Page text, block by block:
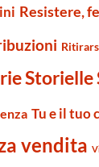
Resistere,
Storielle
Tu e il tuo
vendita